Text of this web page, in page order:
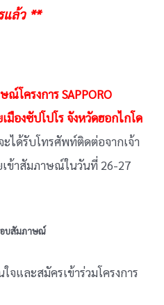
แล้ว **
โครงการ SAPPORO
เมืองซัปโปโร จังหวัดฮอกไกโด
ได้รับโทรศัพท์ติดต่อจากเจ้า
ข้าสัมภาษณ์ในวันที่ 26-27
อบสัมภาษณ์
และสมัครเข้าร่วมโครงการ